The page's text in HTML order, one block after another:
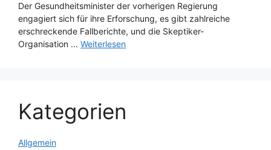
Der Gesundheitsminister der vorherigen Regierung
engagiert sich für ihre Erforschung, es gibt zahlreiche
erschreckende Fallberichte, und die Skeptiker-
Organisation ... Weiterlesen
Kategorien
Allgemein